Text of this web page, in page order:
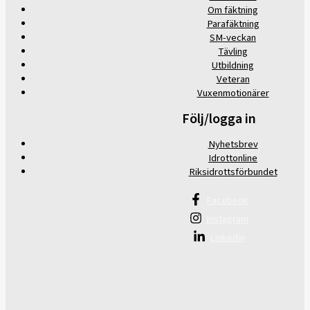
Om fäktning
Parafäktning
SM-veckan
Tävling
Utbildning
Veteran
Vuxenmotionärer
Följ/logga in
Nyhetsbrev
Idrottonline
Riksidrottsförbundet